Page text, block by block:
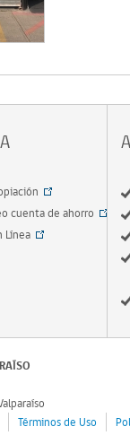
cuenta de ahorro
Línea
Términos de Uso